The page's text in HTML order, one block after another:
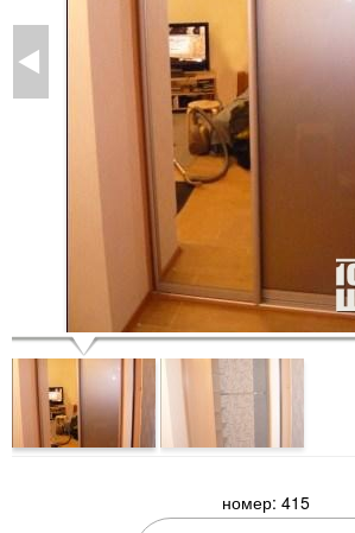
номер: 415